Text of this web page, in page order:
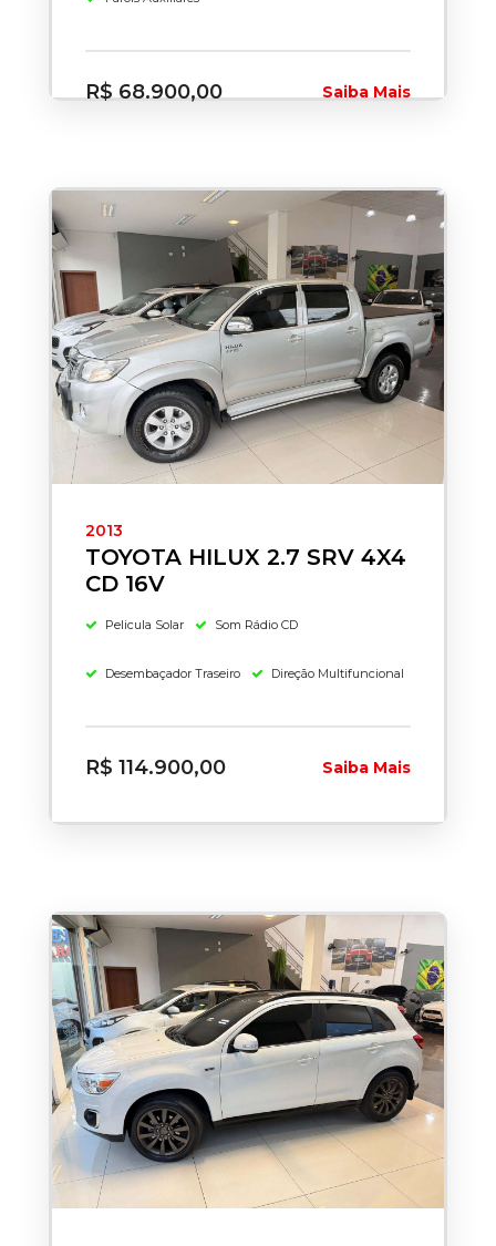
R$ 68.900,00 Saiba Mais
2013
TOYOTA HILUX 2.7 SRV 4X4
CD 16V
Pelicula Solar Som Rádio CD
Desembaçador Traseiro Direção Multifuncional
R$ 114.900,00 Saiba Mais